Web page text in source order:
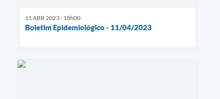
11 ABR 2023 - 18h00
Boletim Epidemiológico - 11/04/2023